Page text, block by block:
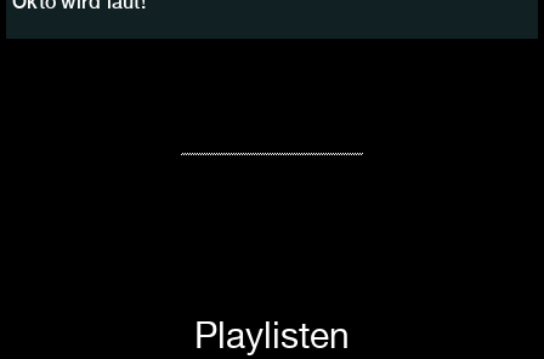
Playlisten